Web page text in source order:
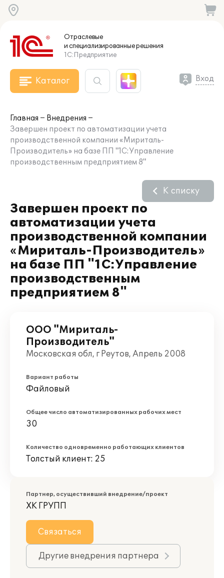
Отраслевые
и специализированныерешения
1С:Предприятие
Каталог Вход
Главная
Внедрения
Завершен проект по автоматизации учета
производственной компании «Мириталь-
Производитель» на базе ПП "1С:Управление
производственным предприятием 8"
Завершен проект по
автоматизации учета
производственной компании
«Мириталь-Производитель»
на базе ПП "1С:Управление
производственным
предприятием 8"
К списку
ООО "Мириталь-
Производитель"
Московская обл, г Реутов, Апрель 2008
Вариант работы
Файловый
Общее число автоматизированных рабочих мест
30
Количество одновременно работающих клиентов
Толстый клиент: 25
Партнер, осуществивший внедрение/проект
ХК ГРУПП
Связаться
Другие внедрения партнера